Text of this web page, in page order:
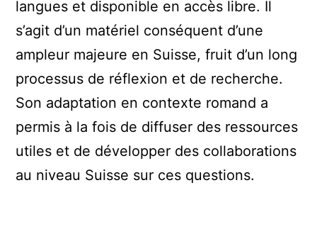
langues et disponible en accès libre. Il
s’agit d’un matériel conséquent d’une
ampleur majeure en Suisse, fruit d’un long
processus de réflexion et de recherche.
Son adaptation en contexte romand a
permis à la fois de diffuser des ressources
utiles et de développer des collaborations
au niveau Suisse sur ces questions.